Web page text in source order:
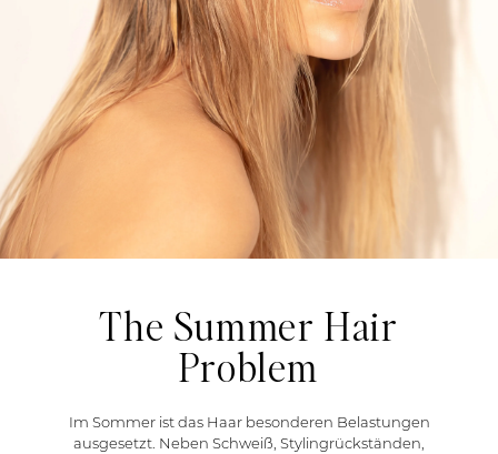
The Summer Hair
Problem
Im Sommer ist das Haar besonderen Belastungen
ausgesetzt. Neben Schweiß, Stylingrückständen,